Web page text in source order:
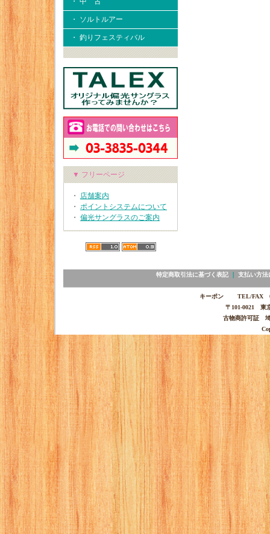
・ ソルトルアー
・ 釣りフェスティバル
▼ フリーページ
・ 店舗案内
・ ポイントシステムについて
・ 偏光サングラスのご案内
特定商取引法に基づく表記｜ 支払い方法
キーポン TEL/FAX
〒101-0021 東
古物商許可証